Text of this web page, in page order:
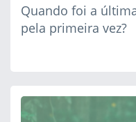
Quando foi a
pela primeira vez?